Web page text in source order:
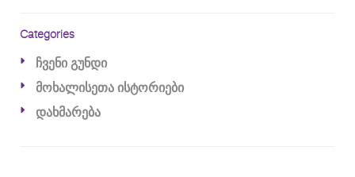
Categories
ჩვენი გუნდი
მოხალისეთა ისტორიები
დახმარება